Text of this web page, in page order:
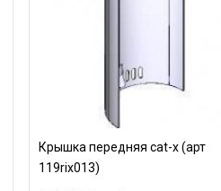
Крышка передняя cat-x (арт
119rix013)